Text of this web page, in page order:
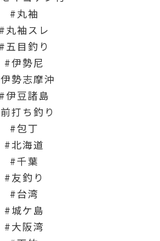
丸袖
丸袖スレ
五目釣り
伊勢尼
伊勢志摩沖
伊豆諸島
前打ち釣り
包丁
北海道
千葉
友釣り
台湾
城ケ島
大阪湾